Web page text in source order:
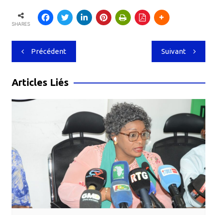
SHARES
Navigation
de
l’article
Précédent Suivant
Articles Liés